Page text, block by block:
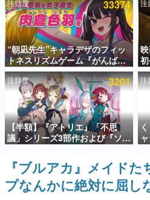
電ファミのいま読まれている記事ラ
アプリセール情報
インタビュー
連載・特集一覧
殿堂入り記事
SNS拡散数が数千以上！
ど。多くの人々に読まれ
事をまとめました。
ゲームの企画書
名作ゲームクリエイター
聞きし、ヒットする企画
きます。
注目度 33374
“朝凪先生”キャラデザのフィッ
トネスリズムゲーム『がんば
れ！チアリズム』Steamストア
ページが公開。キャラクターの
CVは陽向葵ゅかさん
注
注目度 3201
【半額】『アトリエ』「不思
議」シリーズ3部作および『ソフ
ィーのアトリエ2』公式画集の
Kindle版が50%オフとなるセー
ルが開催中。各作品の設定画や
美麗なイラストの数々をふんだ
んに収録
注
『ブルアカ』メイド
プなんかに絶対に屈し